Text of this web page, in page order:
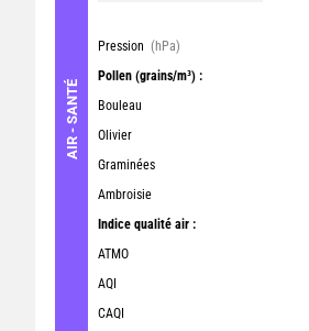
AIR - SANTÉ
Pression (hPa)
Pollen (grains/m³) :
Bouleau
Olivier
Graminées
Ambroisie
Indice qualité air :
ATMO
AQI
CAQI